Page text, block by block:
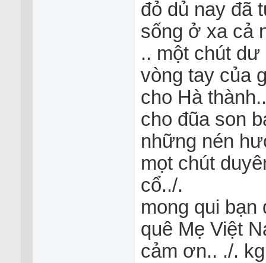
đỏ dủ nay đã
sống ở xa cả
.. một chút
vòng tay của
cho Hà
cho đũa son
những nén
mọt chút
cổ../.
mong qui
quê Mẹ Việt
cảm ơn.. ./.